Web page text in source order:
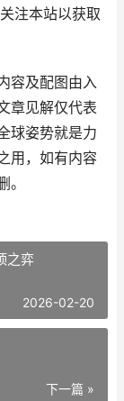
注本站以获取
容及配图由入
章见解仅代表
球姿势就是力
用，如有内容
之弈
2026-02-20
下一篇 »